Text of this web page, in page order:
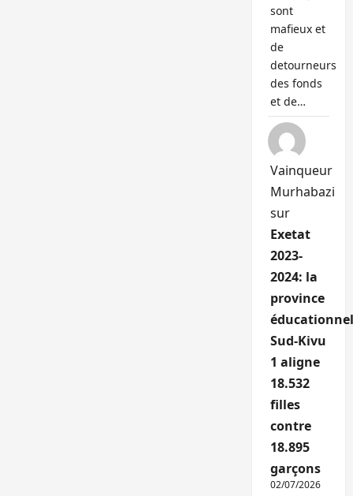
sont
mafieux et
de
detourneurs
des fonds
et de…
Vainqueur
Murhabazi
sur
Exetat
2023-
2024: la
province
Sud-Kivu
1 aligne
18.532
filles
contre
18.895
garçons
02/07/2026